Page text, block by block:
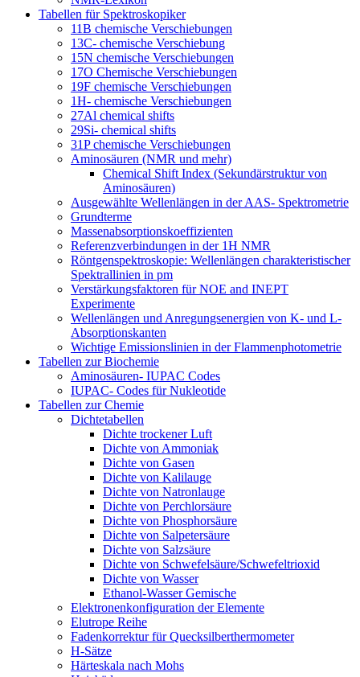
Tabellen für Spektroskopiker
11B chemische Verschiebungen
13C- chemische Verschiebung
15N chemische Verschiebungen
17O Chemische Verschiebungen
19F chemische Verschiebungen
1H- chemische Verschiebungen
27Al chemical shifts
29Si- chemical shifts
31P chemische Verschiebungen
Aminosäuren (NMR und mehr)
Chemical Shift Index (Sekundärstruktur von
Aminosäuren)
Ausgewählte Wellenlängen in der AAS- Spektrometrie
Grundterme
Massenabsorptionskoeffizienten
Referenzverbindungen in der 1H NMR
Röntgenspektroskopie: Wellenlängen charakteristischer
Spektrallinien in pm
Verstärkungsfaktoren für NOE and INEPT
Experimente
Wellenlängen und Anregungsenergien von K- und L-
Absorptionskanten
Wichtige Emissionslinien in der Flammenphotometrie
Tabellen zur Biochemie
Aminosäuren- IUPAC Codes
IUPAC- Codes für Nukleotide
Tabellen zur Chemie
Dichtetabellen
Dichte trockener Luft
Dichte von Ammoniak
Dichte von Gasen
Dichte von Kalilauge
Dichte von Natronlauge
Dichte von Perchlorsäure
Dichte von Phosphorsäure
Dichte von Salpetersäure
Dichte von Salzsäure
Dichte von Schwefelsäure/Schwefeltrioxid
Dichte von Wasser
Ethanol-Wasser Gemische
Elektronenkonfiguration der Elemente
Elutrope Reihe
Fadenkorrektur für Quecksilberthermometer
H-Sätze
Härteskala nach Mohs